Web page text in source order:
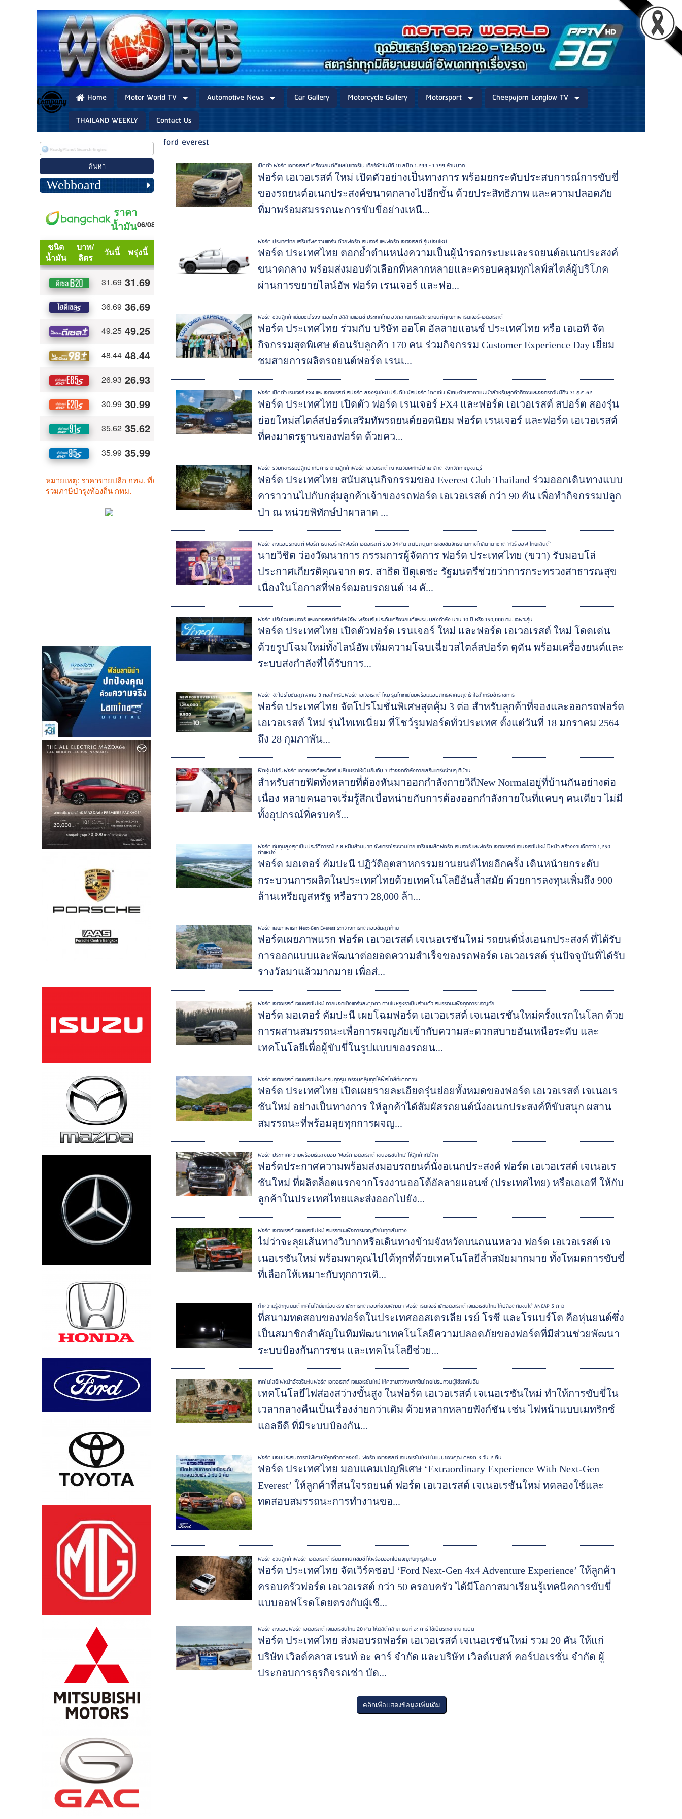
Home Motor World TV Automotive News Car Gallery Motorcycle Gallery Motorsport
Cheepajorn Longlow TV
THAILAND WEEKLY
Contact Us
Webboard
ford everest
เปิดตัว ฟอร์ด เอเวอเรสต์ เครื่องยนต์ดีเซลไบเทอร์โบ เกียร์อัตโนมัติ 10 สปีด 1.299 - 1.799 ล้านบาท
ฟอร์ด เอเวอเรสต์ ใหม่ เปิดตัวอย่างเป็นทางการ พร้อมยกระดับประสบการณ์การขับขี่
ของรถยนต์อเนกประสงค์ขนาดกลางไปอีกขั้น ด้วยประสิทธิภาพ และความปลอดภัย
ที่มาพร้อมสมรรถนะการขับขี่อย่างเหนื...
ฟอร์ด ประเทศไทย เสริมทัพความแกร่ง ด้วยฟอร์ด เรนเจอร์ และฟอร์ด เอเวอเรสต์ รุ่นย่อยใหม่
ฟอร์ด ประเทศไทย ตอกย้ำตำแหน่งความเป็นผู้นำรถกระบะและรถยนต์อเนกประสงค์
ขนาดกลาง พร้อมส่งมอบตัวเลือกที่หลากหลายและครอบคลุมทุกไลฟ์สไตล์ผู้บริโภค
ผ่านการขยายไลน์อัพ ฟอร์ด เรนเจอร์ และฟอ...
ฟอร์ด ชวนลูกค้าเยี่ยมชมโรงงานออโต อัลลายแอนซ์ ประเทศไทย อวดสายการผลิตรถยนต์คุณภาพ เรนเจอร์-เอเวอเรสต์
ฟอร์ด ประเทศไทย ร่วมกับ บริษัท ออโต อัลลายแอนซ์ ประเทศไทย หรือ เอเอที จัด
กิจกรรมสุดพิเศษ ต้อนรับลูกค้า 170 คน ร่วมกิจกรรม Customer Experience Day เยี่ยม
ชมสายการผลิตรถยนต์ฟอร์ด เรนเ...
ฟอร์ด เปิดตัว เรนเจอร์ FX4 และ เอเวอเรสต์ สปอร์ต สองรุ่นใหม่ ปรับดีไซน์สปอร์ต โดดเด่น พิเศษด้วยราคาแนะนำสำหรับลูกค้าที่จองและออกรถวันนี้ถึง 31 ธ.ค.62
ฟอร์ด ประเทศไทย เปิดตัว ฟอร์ด เรนเจอร์ FX4 และฟอร์ด เอเวอเรสต์ สปอร์ต สองรุ่น
ย่อยใหม่สไตล์สปอร์ตเสริมทัพรถยนต์ยอดนิยม ฟอร์ด เรนเจอร์ และฟอร์ด เอเวอเรสต์
ที่คงมาตรฐานของฟอร์ด ด้วยคว...
ฟอร์ด ร่วมกิจกรรมปลูกป่ากับคาราวานลูกค้าฟอร์ด เอเวอเรสต์ ณ หน่วยพิทักษ์ป่าผาลาด จังหวัดกาญจนบุรี
ฟอร์ด ประเทศไทย สนับสนุนกิจกรรมของ Everest Club Thailand ร่วมออกเดินทางแบบ
คาราวานไปกับกลุ่มลูกค้าเจ้าของรถฟอร์ด เอเวอเรสต์ กว่า 90 คัน เพื่อทำกิจกรรมปลูก
ป่า ณ หน่วยพิทักษ์ป่าผาลาด ...
ฟอร์ด ส่งมอบรถยนต์ ฟอร์ด เรนเจอร์ และฟอร์ด เอเวอเรสต์ รวม 34 คัน สนับสนุนการแข่งขันจักรยานทางไกลนานาชาติ ‘ทัวร์ ออฟ ไทยแลนด์’
นายวิชิต ว่องวัฒนาการ กรรมการผู้จัดการ ฟอร์ด ประเทศไทย (ขวา) รับมอบโล่
ประกาศเกียรติคุณจาก ดร. สาธิต ปิตุเตชะ รัฐมนตรีช่วยว่าการกระทรวงสาธารณสุข
เนื่องในโอกาสที่ฟอร์ดมอบรถยนต์ 34 คั...
ฟอร์ด ปรับโฉมเรนเจอร์ และเอเวอเรสต์ทั้งไลน์อัพ พร้อมรับประกันเครื่องยนต์และระบบส่งกำลัง นาน 10 ปี หรือ 150,000 กม. เฉพาะรุ่น
ฟอร์ด ประเทศไทย เปิดตัวฟอร์ด เรนเจอร์ ใหม่ และฟอร์ด เอเวอเรสต์ ใหม่ โดดเด่น
ด้วยรูปโฉมใหม่ทั้งไลน์อัพ เพิ่มความโฉบเฉี่ยวสไตล์สปอร์ต ดุดัน พร้อมเครื่องยนต์และ
ระบบส่งกำลังที่ได้รับการ...
ฟอร์ด จัดโปรโมชั่นสุดพิเศษ 3 ต่อสำหรับฟอร์ด เอเวอเรสต์ ใหม่ รุ่นไทเทเนี่ยมพร้อมมอบสิทธิพิเศษสุดเร้าใจสำหรับข้าราชการ
ฟอร์ด ประเทศไทย จัดโปรโมชั่นพิเศษสุดคุ้ม 3 ต่อ สำหรับลูกค้าที่จองและออกรถฟอร์ด
เอเวอเรสต์ ใหม่ รุ่นไทเทเนี่ยม ที่โชว์รูมฟอร์ดทั่วประเทศ ตั้งแต่วันที่ 18 มกราคม 2564
ถึง 28 กุมภาพัน...
ฟิตหุ่นไปกับฟอร์ด เอเวอเรสต์และเจ็ทส์ เปลี่ยนรถให้เป็นยิมกับ 7 ท่าออกกำลังกายเสริมแกร่งง่ายๆ ที่บ้าน
สำหรับสายฟิตทั้งหลายที่ต้องหันมาออกกำลังกายวิถีNew Normalอยู่ที่บ้านกันอย่างต่อ
เนื่อง หลายคนอาจเริ่มรู้สึกเบื่อหน่ายกับการต้องออกกำลังกายในที่แคบๆ คนเดียว ไม่มี
ทั้งอุปกรณ์ที่ครบครั...
ฟอร์ด ทุ่มทุนสูงสุดเป็นประวัติการณ์ 2.8 หมื่นล้านบาท อัพเกรดโรงงานไทย เตรียมผลิตฟอร์ด เรนเจอร์ และฟอร์ด เอเวอเรสต์ เจเนอเรชันใหม่ ปีหน้า สร้างงานอีกกว่า 1,250
ตำแหน่ง
ฟอร์ด มอเตอร์ คัมปะนี ปฏิวัติอุตสาหกรรมยานยนต์ไทยอีกครั้ง เดินหน้ายกระดับ
กระบวนการผลิตในประเทศไทยด้วยเทคโนโลยีอันล้ำสมัย ด้วยการลงทุนเพิ่มถึง 900
ล้านเหรียญสหรัฐ หรือราว 28,000 ล้า...
ฟอร์ด เผยภาพแรก Next-Gen Everest ระหว่างการทดสอบขั้นสุดท้าย
ฟอร์ดเผยภาพแรก ฟอร์ด เอเวอเรสต์ เจเนอเรชันใหม่ รถยนต์นั่งเอนกประสงค์ ที่ได้รับ
การออกแบบและพัฒนาต่อยอดความสำเร็จของรถฟอร์ด เอเวอเรสต์ รุ่นปัจจุบันที่ได้รับ
รางวัลมาแล้วมากมาย เพื่อส่...
ฟอร์ด เอเวอเรสต์ เจเนอเรชันใหม่ ภายนอกแข็งแกร่งสะดุดตา ภายในหรูหราเป็นส่วนตัว สมรรถนะเพื่อทุกการผจญภัย
ฟอร์ด มอเตอร์ คัมปะนี เผยโฉมฟอร์ด เอเวอเรสต์ เจเนอเรชันใหม่ครั้งแรกในโลก ด้วย
การผสานสมรรถนะเพื่อการผจญภัยเข้ากับความสะดวกสบายอันเหนือระดับ และ
เทคโนโลยีเพื่อผู้ขับขี่ในรูปแบบของรถยน...
ฟอร์ด เอเวอเรสต์ เจเนอเรชันใหม่ครบทุกรุ่น ครอบคลุมทุกไลฟ์สไตล์ที่แตกต่าง
ฟอร์ด ประเทศไทย เปิดเผยรายละเอียดรุ่นย่อยทั้งหมดของฟอร์ด เอเวอเรสต์ เจเนอเร
ชันใหม่ อย่างเป็นทางการ ให้ลูกค้าได้สัมผัสรถยนต์นั่งอเนกประสงค์ที่ขับสนุก ผสาน
สมรรถนะที่พร้อมลุยทุกการผจญ...
ฟอร์ด ประกาศความพร้อมเริ่มส่งมอบ ‘ฟอร์ด เอเวอเรสต์ เจเนอเรชันใหม่’ ให้ลูกค้าทั่วโลก
ฟอร์ดประกาศความพร้อมส่งมอบรถยนต์นั่งอเนกประสงค์ ฟอร์ด เอเวอเรสต์ เจเนอเร
ชันใหม่ ที่ผลิตล็อตแรกจากโรงงานออโต้อัลลายแอนซ์ (ประเทศไทย) หรือเอเอที ให้กับ
ลูกค้าในประเทศไทยและส่งออกไปยัง...
ฟอร์ด เอเวอเรสต์ เจเนอเรชันใหม่ สมรรถนะเพื่อการผจญภัยในทุกเส้นทาง
ไม่ว่าจะลุยเส้นทางวิบากหรือเดินทางข้ามจังหวัดบนถนนหลวง ฟอร์ด เอเวอเรสต์ เจ
เนอเรชันใหม่ พร้อมพาคุณไปได้ทุกที่ด้วยเทคโนโลยีล้ำสมัยมากมาย ทั้งโหมดการขับขี่
ที่เลือกให้เหมาะกับทุกการเดิ...
ทำความรู้จักหุ่นยนต์ เทคโนโลยีเสมือนจริง และการทดสอบที่ช่วยพัฒนา ฟอร์ด เรนเจอร์ และเอเวอเรสต์ เจเนอเรชันใหม่ ให้ปลอดภัยจนได้ ANCAP 5 ดาว
ที่สนามทดสอบของฟอร์ดในประเทศออสเตรเลีย เรย์ โรซี และโรแบร์โต คือหุ่นยนต์ซึ่ง
เป็นสมาชิกสำคัญในทีมพัฒนาเทคโนโลยีความปลอดภัยของฟอร์ดที่มีส่วนช่วยพัฒนา
ระบบป้องกันการชน และเทคโนโลยีช่วย...
เทคโนโลยีไฟหน้าอัจฉริยะในฟอร์ด เอเวอเรสต์ เจเนอเรชันใหม่ ให้ความสว่างมากขึ้นโดยไม่รบกวนผู้ใช้รถคันอื่น
เทคโนโลยีไฟส่องสว่างขั้นสูง ในฟอร์ด เอเวอเรสต์ เจเนอเรชันใหม่ ทำให้การขับขี่ใน
เวลากลางคืนเป็นเรื่องง่ายกว่าเดิม ด้วยหลากหลายฟังก์ชัน เช่น ไฟหน้าแบบเมทริกซ์
แอลอีดี ที่มีระบบป้องกัน...
ฟอร์ด มอบประสบการณ์พิเศษให้ลูกค้าทดลองขับ ฟอร์ด เอเวอเรสต์ เจเนอเรชันใหม่ ในแบบของคุณ ตลอด 3 วัน 2 คืน
ฟอร์ด ประเทศไทย มอบแคมเปญพิเศษ ‘Extraordinary Experience With Next-Gen
Everest’ ให้ลูกค้าที่สนใจรถยนต์ ฟอร์ด เอเวอเรสต์ เจเนอเรชันใหม่ ทดลองใช้และ
ทดสอบสมรรถนะการทำงานขอ...
ฟอร์ด ชวนลูกค้าฟอร์ด เอเวอเรสต์ เรียนเทคนิคขับขี่ ให้พร้อมออกไปผจญภัยทุกรูปแบบ
ฟอร์ด ประเทศไทย จัดเวิร์คชอป ‘Ford Next-Gen 4x4 Adventure Experience’ ให้ลูกค้า
ครอบครัวฟอร์ด เอเวอเรสต์ กว่า 50 ครอบครัว ได้มีโอกาสมาเรียนรู้เทคนิคการขับขี่
แบบออฟโรดโดยตรงกับผู้เชี...
ฟอร์ด ส่งมอบฟอร์ด เอเวอเรสต์ เจเนอเรชันใหม่ 20 คัน ให้เวิลด์คลาส เรนท์ อะ คาร์ ใช้เป็นรถเช่าสนามบิน
ฟอร์ด ประเทศไทย ส่งมอบรถฟอร์ด เอเวอเรสต์ เจเนอเรชันใหม่ รวม 20 คัน ให้แก่
บริษัท เวิลด์คลาส เรนท์ อะ คาร์ จำกัด และบริษัท เวิลด์เบสท์ คอร์ปอเรชั่น จำกัด ผู้
ประกอบการธุรกิจรถเช่า บัด...